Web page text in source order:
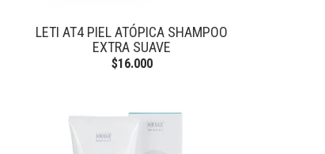
LETI AT4 PIEL ATÓPICA SHAMPOO
EXTRA SUAVE
$16.000